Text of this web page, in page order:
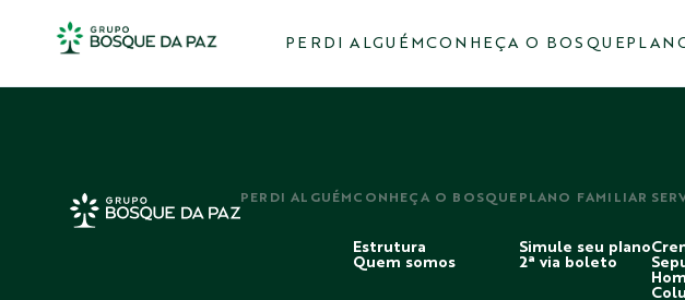
PERDI ALGUÉM CONHEÇA O BOSQUE
PERDI ALGUÉM CONHEÇA O BOSQUE
Estrutura
Quem somos
PLANO FAMILIAR
Simule seu plano
2ª via boleto